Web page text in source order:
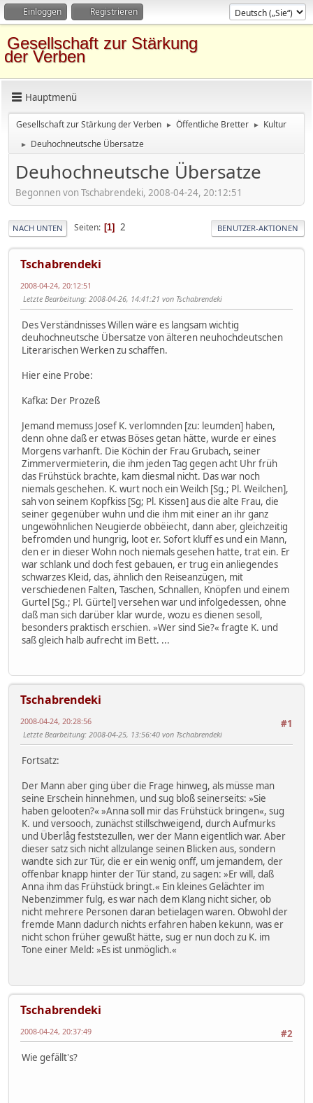
Einloggen Registrieren
Gesellschaft zur Stärkung
der Verben
Hauptmenü
Gesellschaft zur Stärkung der Verben ► Öffentliche Bretter ► Kultur
► Deuhochneutsche Übersatze
Deuhochneutsche Übersatze
Begonnen von Tschabrendeki, 2008-04-24, 20:12:51
NACH UNTEN Seiten 1 2 BENUTZER-AKTIONEN
Tschabrendeki
2008-04-24, 20:12:51
Letzte Bearbeitung: 2008-04-26, 14:41:21 von Tschabrendeki
Des Verständnisses Willen wäre es langsam wichtig
deuhochneutsche Übersatze von älteren neuhochdeutschen
Literarischen Werken zu schaffen.
Hier eine Probe:
Kafka: Der Prozeß
Jemand memuss Josef K. verlomnden [zu: leumden] haben,
denn ohne daß er etwas Böses getan hätte, wurde er eines
Morgens varhanft. Die Köchin der Frau Grubach, seiner
Zimmervermieterin, die ihm jeden Tag gegen acht Uhr früh
das Frühstück brachte, kam diesmal nicht. Das war noch
niemals geschehen. K. wurt noch ein Weilch [Sg.; Pl. Weilchen],
sah von seinem Kopfkiss [Sg; Pl. Kissen] aus die alte Frau, die
seiner gegenüber wuhn und die ihm mit einer an ihr ganz
ungewöhnlichen Neugierde obbëiecht, dann aber, gleichzeitig
befromden und hungrig, loot er. Sofort kluff es und ein Mann,
den er in dieser Wohn noch niemals gesehen hatte, trat ein. Er
war schlank und doch fest gebauen, er trug ein anliegendes
schwarzes Kleid, das, ähnlich den Reiseanzügen, mit
verschiedenen Falten, Taschen, Schnallen, Knöpfen und einem
Gurtel [Sg.; Pl. Gürtel] versehen war und infolgedessen, ohne
daß man sich darüber klar wurde, wozu es dienen sesoll,
besonders praktisch erschien. »Wer sind Sie?« fragte K. und
saß gleich halb aufrecht im Bett. ...
Tschabrendeki
#1
2008-04-24, 20:28:56
Letzte Bearbeitung: 2008-04-25, 13:56:40 von Tschabrendeki
Fortsatz:
Der Mann aber ging über die Frage hinweg, als müsse man
seine Erschein hinnehmen, und sug bloß seinerseits: »Sie
haben gelooten?« »Anna soll mir das Frühstück bringen«, sug
K. und versooch, zunächst stillschweigend, durch Aufmurks
und Überlåg feststezullen, wer der Mann eigentlich war. Aber
dieser satz sich nicht allzulange seinen Blicken aus, sondern
wandte sich zur Tür, die er ein wenig onff, um jemandem, der
offenbar knapp hinter der Tür stand, zu sagen: »Er will, daß
Anna ihm das Frühstück bringt.« Ein kleines Gelächter im
Nebenzimmer fulg, es war nach dem Klang nicht sicher, ob
nicht mehrere Personen daran betielagen waren. Obwohl der
fremde Mann dadurch nichts erfahren haben kekunn, was er
nicht schon früher gewußt hätte, sug er nun doch zu K. im
Tone einer Meld: »Es ist unmöglich.«
Tschabrendeki
#2
2008-04-24, 20:37:49
Wie gefällt's?